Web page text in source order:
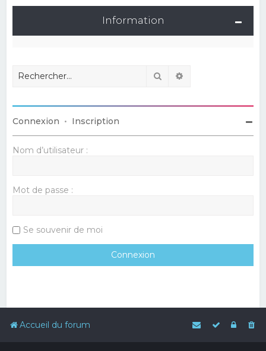
Information
Rechercher
Connexion • Inscription
Nom d’utilisateur :
Mot de passe :
Se souvenir de moi
Accueil du forum